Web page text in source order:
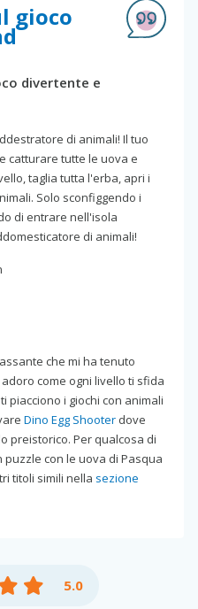
gioco
divertente e
di animali! Il tuo
catturare tutte le uova e
taglia tutta l'erba, apri i
Solo sconfiggendo i
di entrare nell'isola
di animali!
che mi ha tenuto
come ogni livello ti sfida
piacciono i giochi con animali
Dino Egg Shooter dove
preistorico. Per qualcosa di
puzzle con le uova di Pasqua
titoli simili nella sezione
5.0